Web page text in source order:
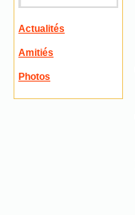
Actualités
Amitiés
Photos